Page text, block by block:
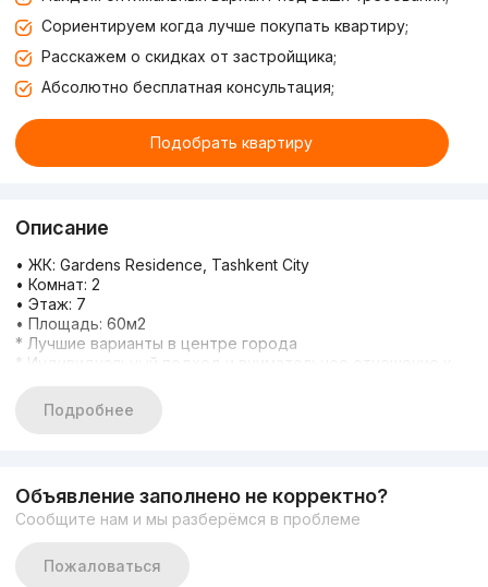
Сориентируем когда лучше покупать квартиру;
Расскажем о скидках от застройщика;
Абсолютно бесплатная консультация;
Подобрать квартиру
Описание
• ЖК: Gardens Residence, Tashkent City
• Комнат: 2
• Этаж: 7
• Площадь: 60м2
* Лучшие варианты в центре города
* Индивидуальный подход и внимательное отношение к
* Помощь на всех этапах сделки
* Большой выбор квартир — найдём то, что нужно именно
+998 77 444-44-03
Подробнее
Объявление заполнено не корректно?
Сообщите нам и мы разберёмся в проблеме
Пожаловаться